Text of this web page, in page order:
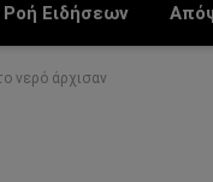
Ροή Ειδήσεων
νερό άρχισαν